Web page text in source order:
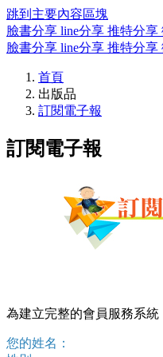
跳到主要內容區塊
臉書分享 line分享 推特分享
臉書分享 line分享 推特分享
首頁
出版品
訂閱電子報
訂閱電子報
為建立完整的會員服務系統
您的姓名：